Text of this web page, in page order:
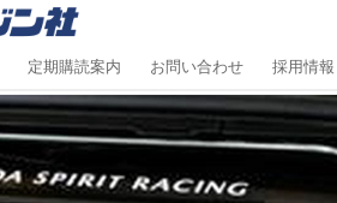
定期購読案内 お問い合わせ 採用情報